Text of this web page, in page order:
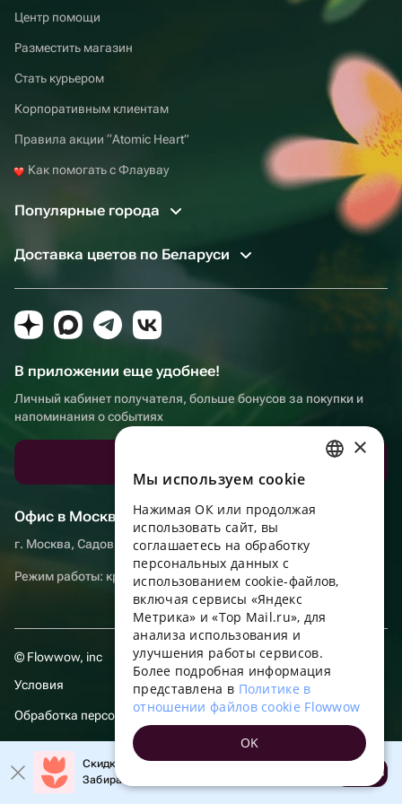
Центр помощи
Разместить магазин
Стать курьером
Корпоративным клиентам
Правила акции “Atomic Heart”
Как помогать с Флаувау
Популярные города
Доставка цветов по Беларуси
В приложении еще удобнее!
Личный кабинет получателя, больше бонусов за покупки и
напоминания о событиях
Офис в Москве
г. Москва, Садовническая набережная, д. 9, помещение 2/3
Режим работы: круглосуточно
© Flowwow, inc
Условия
Обработка персональных данных
Компания осуществляет деятельность в области информационных
технологий: оказание услуг в сети “Интернет” по размещению
предложений (объявлений) продавцов о реализации товаров.
Посмотреть
Скидка до 10% на первый заказ!
Забирайте промокод в приложении!
Открыть
ENGLISH
UKRAINIAN
PORTUGUESE
FRENCH
TURKISH
POLISH
×
Мы используем сookie
Нажимая ОК или продолжая
использовать сайт, вы
соглашаетесь на обработку
персональных данных с
использованием cookie-файлов,
включая сервисы «Яндекс
Метрика» и «Top Mail.ru», для
анализа использования и
улучшения работы сервисов.
Более подробная информация
представлена в Политике в
отношении файлов cookie Flowwow
OK